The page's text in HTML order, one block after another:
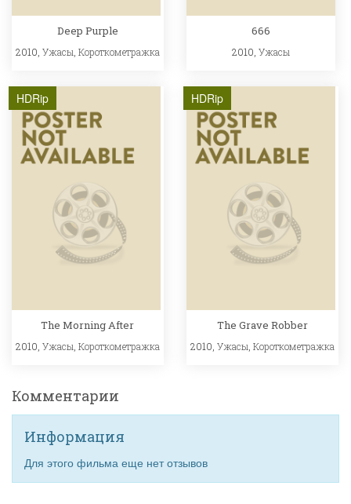
Deep Purple
2010, Ужасы Короткометражка
666
2010,Ужасы
HDRip
The Morning After
2010, Ужасы Короткометражка
HDRip
The Grave Robber
2010,Ужасы ,Короткометражка
Комментарии
Информация
Для этого фильма еще нет отзывов